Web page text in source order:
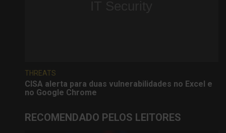
THREATS
CISA alerta para duas vulnerabilidades no Excel e
no Google Chrome
RECOMENDADO PELOS LEITORES